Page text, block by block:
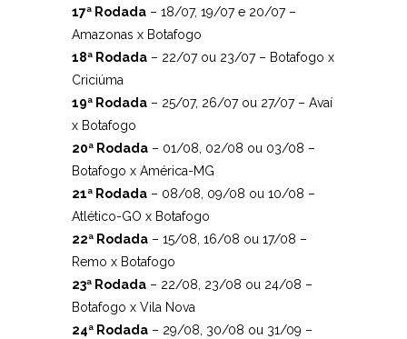
17ª Rodada – 18/07, 19/07 e 20/07 –
Amazonas x Botafogo
18ª Rodada – 22/07 ou 23/07 – Botafogo x
Criciúma
19ª Rodada – 25/07, 26/07 ou 27/07 – Avaí
x Botafogo
20ª Rodada – 01/08, 02/08 ou 03/08 –
Botafogo x América-MG
21ª Rodada – 08/08, 09/08 ou 10/08 –
Atlético-GO x Botafogo
22ª Rodada – 15/08, 16/08 ou 17/08 –
Remo x Botafogo
23ª Rodada – 22/08, 23/08 ou 24/08 –
Botafogo x Vila Nova
24ª Rodada – 29/08, 30/08 ou 31/09 –